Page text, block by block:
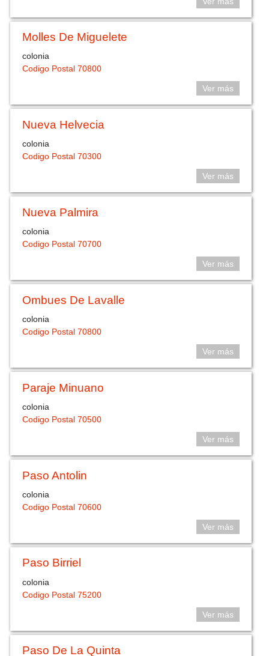
Molles De Miguelete
colonia
Codigo Postal 70800
Ver más
Nueva Helvecia
colonia
Codigo Postal 70300
Ver más
Nueva Palmira
colonia
Codigo Postal 70700
Ver más
Ombues De Lavalle
colonia
Codigo Postal 70800
Ver más
Paraje Minuano
colonia
Codigo Postal 70500
Ver más
Paso Antolin
colonia
Codigo Postal 70600
Ver más
Paso Birriel
colonia
Codigo Postal 75200
Ver más
Paso De La Quinta